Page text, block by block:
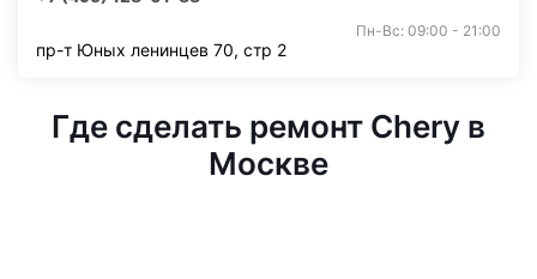
Пн-Вс: 09:00 - 21:00
пр-т Юных ленинцев 70, стр 2
Где сделать ремонт Chery в
Москве